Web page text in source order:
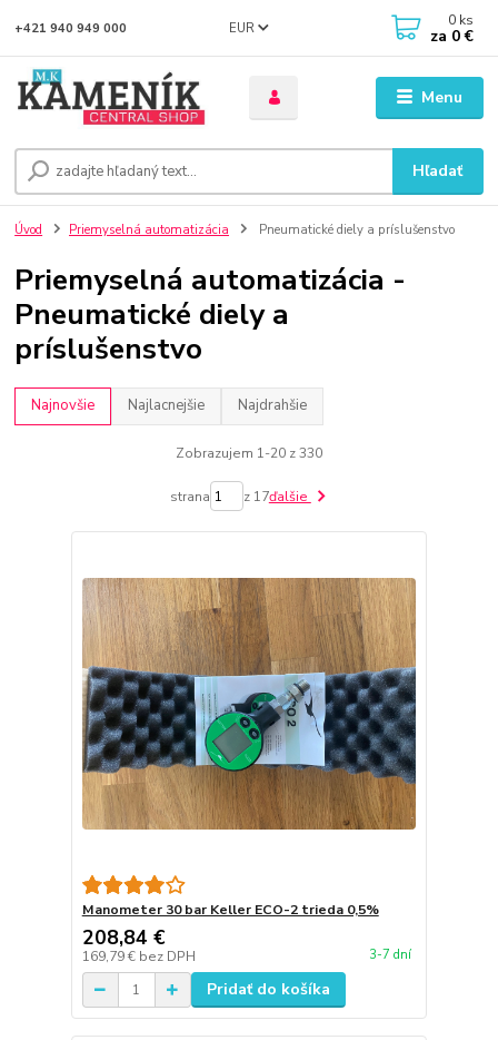
Menu
EUR
Hľadať
+421 940 949 000 0 ks
za 0 €
Úvod Priemyselná automatizácia Pneumatické diely a príslušenstvo
Priemyselná automatizácia -
Pneumatické diely a
príslušenstvo
Najnovšie Najlacnejšie Najdrahšie
Zobrazujem 1-20 z 330
strana z 17ďalšie
Manometer 30 bar Keller ECO-2 trieda 0,5%
208,84 €
169,79 € bez DPH 3-7 dní
Pridať do košíka